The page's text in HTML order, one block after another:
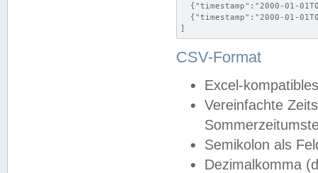
{"timestamp":"2000-01-
{"timestamp":"2000-01-
]
CSV-Format
Excel-
Vereinfachte
Semikolon als
Dezimalkomma